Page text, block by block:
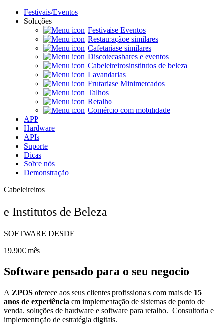
Festivais/Eventos
Soluções
Festivaise Eventos
Restauraçãoe similares
Cafetariase similares
Discotecasbares e eventos
Cabeleireirosinstitutos de beleza
Lavandarias
Frutariase Minimercados
Talhos
Retalho
Comércio com mobilidade
APP
Hardware
APIs
Suporte
Dicas
Sobre nós
Demonstração
Cabeleireiros
e Institutos de Beleza
SOFTWARE DESDE
19.90€ mês
Software pensado para o seu negocio
A ZPOS oferece aos seus clientes profissionais com mais de 15
anos de experiência em implementação de sistemas de ponto de
venda. soluções de hardware e software para retalho. Consultoria e
implementação de estratégia digitais.